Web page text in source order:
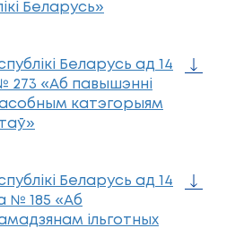
Беларусь»
Беларусь ад 14
273 «Аб павышэнні
катэгорыям
Беларусь ад 14
№ 185 «Аб
ільготных